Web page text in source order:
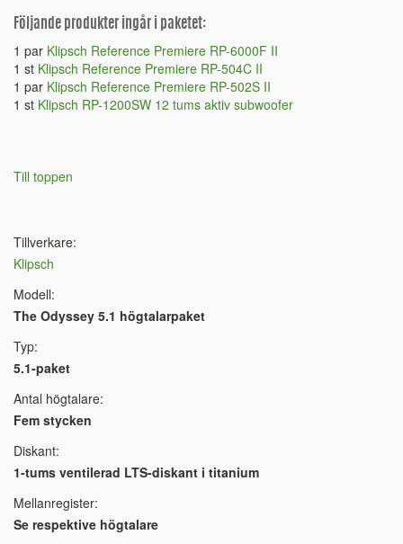
Följande produkter ingår i paketet:
1 par Klipsch Reference Premiere RP-6000F II
1 st Klipsch Reference Premiere RP-504C II
1 par Klipsch Reference Premiere RP-502S II
1 st Klipsch RP-1200SW 12 tums aktiv subwoofer
Till toppen
Tillverkare:
Klipsch
Modell:
The Odyssey 5.1 högtalarpaket
Typ:
5.1-paket
Antal högtalare:
Fem stycken
Diskant:
1-tums ventilerad LTS-diskant i titanium
Mellanregister:
Se respektive högtalare